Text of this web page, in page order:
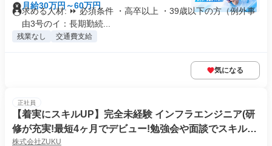
月給30万円～60万円
求める人材: ⏩ 必須条件 ・高卒以上 ・39歳以下の方（例外事
由3号のイ：長期勤続...
残業なし 交通費支給
気になる
正社員
【着実にスキルUP】完全未経験 インフラエンジニア(研
修が充実!最短4ヶ月でデビュー!勉強会や面談でスキルア
ップ)
株式会社ZUKU